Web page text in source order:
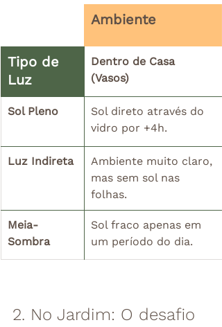
Ambiente
Tipo de
Luz
Dentro de Casa
(Vasos)
Sol Pleno
Sol direto através do
vidro por +4h.
Luz Indireta
Ambiente muito claro,
mas sem sol nas
folhas.
Meia-
Sombra
Sol fraco apenas em
um período do dia.
2. No Jardim: O desafio